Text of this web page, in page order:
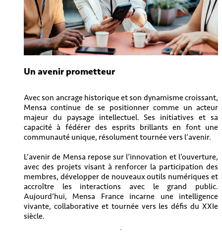
Un avenir prometteur
Avec son ancrage historique et son dynamisme croissant,
Mensa continue de se positionner comme un acteur
majeur du paysage intellectuel. Ses initiatives et sa
capacité à fédérer des esprits brillants en font une
communauté unique, résolument tournée vers l’avenir.
L’avenir de Mensa repose sur l’innovation et l’ouverture,
avec des projets visant à renforcer la participation des
membres, développer de nouveaux outils numériques et
accroître les interactions avec le grand public.
Aujourd’hui, Mensa France incarne une intelligence
vivante, collaborative et tournée vers les défis du XXIe
siècle.